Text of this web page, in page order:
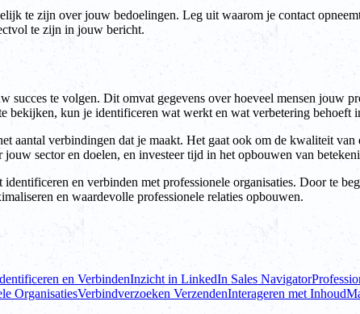
te zijn over jouw bedoelingen. Leg uit waarom je contact
te zijn in jouw bericht.
succes te volgen. Dit omvat gegevens over hoeveel mensen jouw
bekijken, kun je identificeren wat werkt en wat verbetering behoeft
aantal verbindingen dat je maakt. Het gaat ook om de kwaliteit
sector en doelen, en investeer tijd in het opbouwen van
en verbinden met professionele organisaties. Door te
en waardevolle professionele relaties opbouwen.
en VerbindenInzicht in LinkedIn Sales Navigator
OrganisatiesVerbindverzoeken VerzendenInterageren met Inhoud